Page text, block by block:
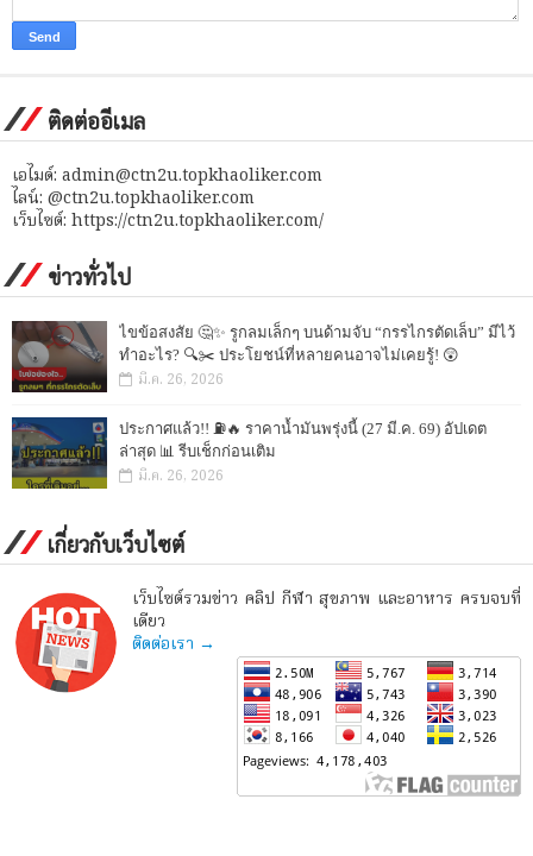
ติดต่ออีเมล
เอไมด์: admin@ctn2u.topkhaoliker.com
ไลน์: @ctn2u.topkhaoliker.com
เว็บไซต์: https://ctn2u.topkhaoliker.com/
ข่าวทั่วไป
ไขข้อสงสัย 🤔✨ รูกลมเล็กๆ บนด้ามจับ “กรรไกรตัดเล็บ” มีไว้
ทำอะไร? 🔍✂️ ประโยชน์ที่หลายคนอาจไม่เคยรู้! 😲
มี.ค. 26, 2026
ประกาศแล้ว!! ⛽🔥 ราคาน้ำมันพรุ่งนี้ (27 มี.ค. 69) อัปเดต
ล่าสุด 📊 รีบเช็กก่อนเติม
มี.ค. 26, 2026
เกี่ยวกับเว็บไซต์
เว็บไซต์รวมข่าว คลิป กีฬา สุขภาพ และอาหาร ครบจบที่
เดียว
ติดต่อเรา →